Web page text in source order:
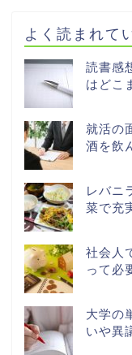
よく読まれて
読書感
はどこ
就活の
酒を飲
レバニ
菜で充
社会人
って必
大学の
いや異